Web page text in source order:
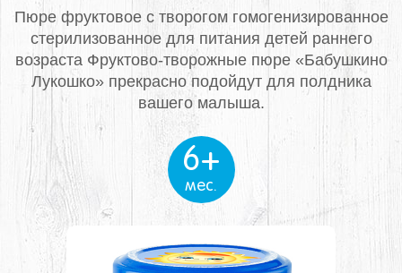
Пюре фруктовое с творогом гомогенизированное
стерилизованное для питания детей раннего
возрастаФруктово-творожные пюре «Бабушкино
Лукошко» прекрасно подойдут для полдника
вашего малыша.
6+
мес.